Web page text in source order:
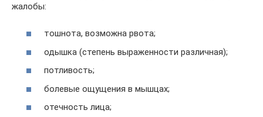
жалобы:
тошнота, возможна рвота;
одышка (степень выраженности различная);
потливость;
болевые ощущения в мышцах;
отечность лица;